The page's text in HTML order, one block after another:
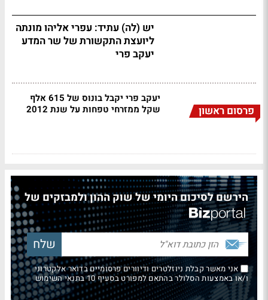
יש (לה) עתיד: עפרי אליהו מונתה
ליועצת התקשורת של שר המדע
יעקב פרי
פרסום ראשון
יעקב פרי יקבל בונוס של 615 אלף
שקל ממזרחי טפחות על שנת 2012
הירשם לסיכום היומי של שוק ההון ולמבזקים של
אני מאשר קבלת ניוזלטרים ודיוורים פרסומיים בדואר אלקטרוני
ו/או באמצעות הסלולר בהתאם למפורט בסעיף 10 בתנאי השימוש